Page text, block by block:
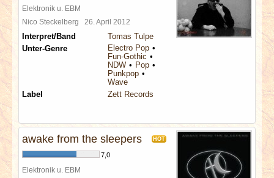
Elektronik u. EBM
Nico Steckelberg 26. April 2012
Interpret/Band
Tomas Tulpe
Unter-Genre
Electro Pop
Fun-Gothic
NDW
Pop
Punkpop
Wave
Label
Zett Records
awake from the sleepers HOT
7,0
Elektronik u. EBM